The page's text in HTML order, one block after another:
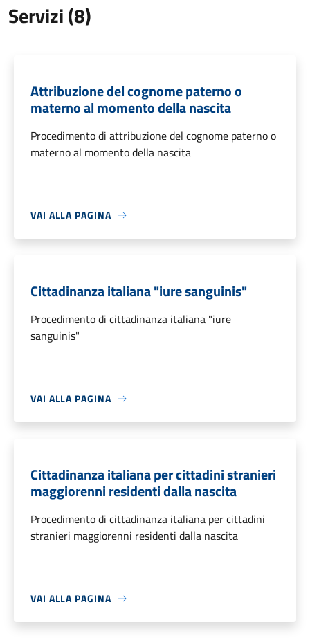
Servizi (8)
Attribuzione del cognome paterno o
materno al momento della nascita
Procedimento di attribuzione del cognome paterno o
materno al momento della nascita
VAI ALLA PAGINA
Cittadinanza italiana "iure sanguinis"
Procedimento di cittadinanza italiana "iure
sanguinis"
VAI ALLA PAGINA
Cittadinanza italiana per cittadini stranieri
maggiorenni residenti dalla nascita
Procedimento di cittadinanza italiana per cittadini
stranieri maggiorenni residenti dalla nascita
VAI ALLA PAGINA